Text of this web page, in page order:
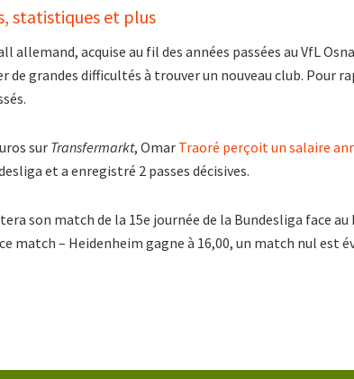
statistiques et plus
allemand, acquise au fil des années passées au VfL
de grandes difficultés à trouver un nouveau club. Pour
sur Transfermarkt, Omar Traoré perçoit un salaire
et a enregistré 2 passes décisives.
son match de la 15e journée de la Bundesliga face
match – Heidenheim gagne à 16,00, un match nul est